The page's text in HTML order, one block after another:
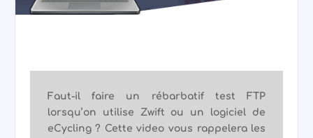
Faut-il faire un rébarbatif test FTP
lorsqu’on utilise Zwift ou un logiciel de
eCycling ? Cette video vous rappelera les